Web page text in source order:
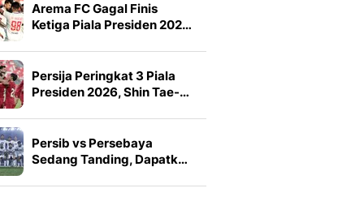
Arema FC Gagal Finis
Ketiga Piala Presiden 202…
Persija Peringkat 3 Piala
Presiden 2026, Shin Tae-…
Persib vs Persebaya
Sedang Tanding, Dapatk…